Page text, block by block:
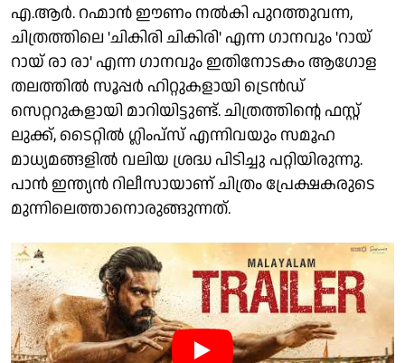
എ.ആർ. റഹ്മാൻ ഈണം നൽകി പുറത്തുവന്ന,
ചിത്രത്തിലെ 'ചികിരി ചികിരി' എന്ന ഗാനവും 'റായ്
റായ് രാ രാ' എന്ന ഗാനവും ഇതിനോടകം ആഗോള
തലത്തിൽ സൂപ്പർ ഹിറ്റുകളായി ട്രെൻഡ്
സെറ്ററുകളായി മാറിയിട്ടുണ്ട്. ചിത്രത്തിന്റെ ഫസ്റ്റ്
ലുക്ക്, ടൈറ്റിൽ ഗ്ലിംപ്സ് എന്നിവയും സമൂഹ
മാധ്യമങ്ങളിൽ വലിയ ശ്രദ്ധ പിടിച്ചു പറ്റിയിരുന്നു.
പാൻ ഇന്ത്യൻ റിലീസായാണ് ചിത്രം പ്രേക്ഷകരുടെ
മുന്നിലെത്താനൊരുങ്ങുന്നത്.